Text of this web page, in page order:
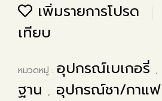
เพิ่มรายการโปรด
เทียบ
หมวดหมู่ : อุปกรณ์เบเกอรี่ ,
ฐาน , อุปกรณ์ชา/กาแฟ